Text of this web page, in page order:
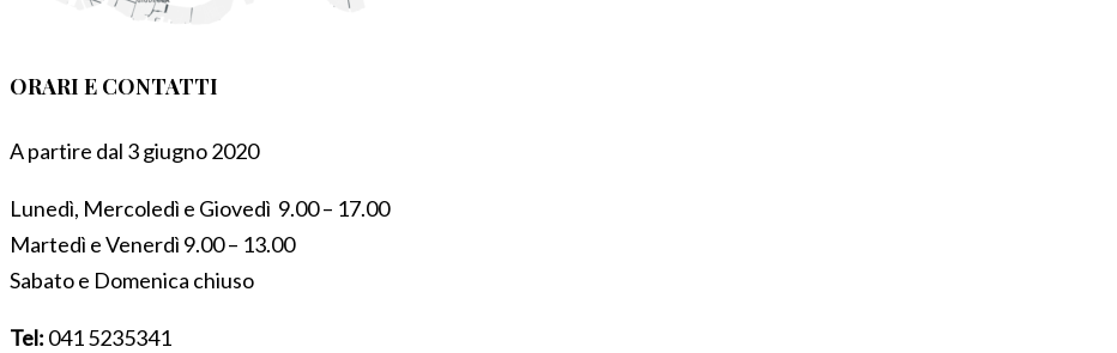
ORARI E CONTATTI
A partire dal 3 giugno 2020
Lunedì, Mercoledì e Giovedì 9.00 – 17.00
Martedì e Venerdì 9.00 – 13.00
Sabato e Domenica chiuso
Tel: 041 5235341